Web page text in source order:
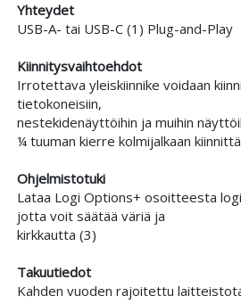
Yhteydet
USB-A- tai USB-C (1) Plug-and-Play
Kiinnitysvaihtoehdot
Irrotettava yleiskiinnike voidaan
tietokoneisiin,
nestekidenäyttöihin ja muihin
¼ tuuman kierre kolmijalkaan
Ohjelmistotuki
Lataa Logi Options+ osoitteesta
jotta voit säätää väriä ja
kirkkautta (3)
Takuutiedot
Kahden vuoden rajoitettu